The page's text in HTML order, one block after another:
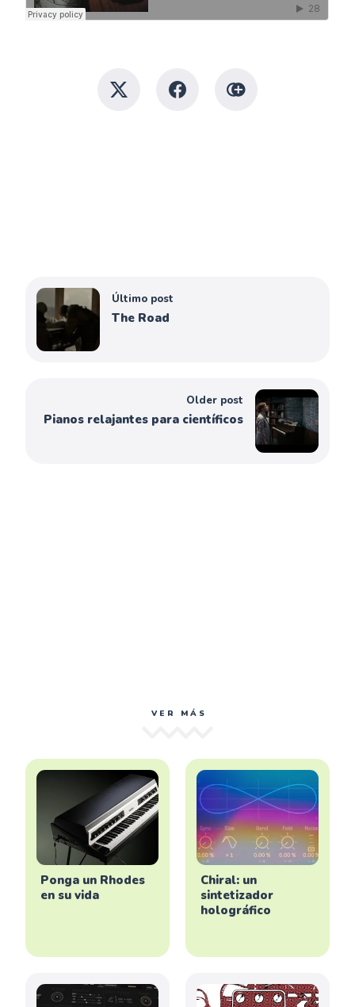
Último post
The Road
Older post
Pianos relajantes para científicos
VER MÁS
Ponga un Rhodes
en su vida
Chiral: un
sintetizador
holográfico